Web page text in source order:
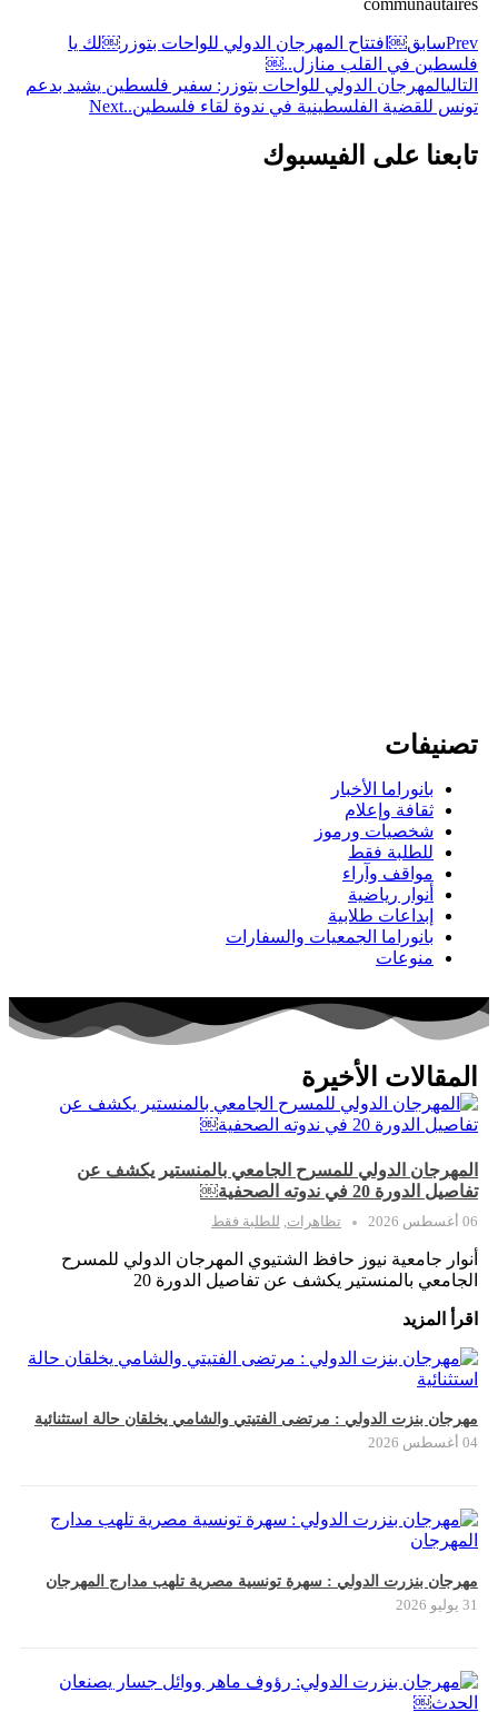
Prevسابق￼افتتاح المهرجان الدولي للواحات بتوزر￼لك يا
فلسطين في القلب منازل..￼
التاليالمهرجان الدولي للواحات بتوزر: سفير فلسطين يشيد بدعم
تونس للقضية الفلسطينية في ندوة لقاء فلسطين..Next
تابعنا على الفيسبوك
تصنيفات
بانوراما الأخبار
ثقافة وإعلام
شخصيات ورموز
للطلبة فقط
مواقف وآراء
أنوار رياضية
إبداعات طلابية
بانوراما الجمعيات والسفارات
منوعات
المقالات الأخيرة
المهرجان الدولي للمسرح الجامعي بالمنستير يكشف عن
تفاصيل الدورة 20 في ندوته الصحفية￼
06 أغسطس 2026 تظاهرات للطلبة فقط
أنوار جامعية نيوز حافظ الشتيوي المهرجان الدولي للمسرح
الجامعي بالمنستير يكشف عن تفاصيل الدورة 20
اقرأ المزيد
مهرجان بنزت الدولي : مرتضى الفتيتي والشامي يخلقان حالة استثنائية
04 أغسطس 2026
مهرجان بنزرت الدولي : سهرة تونسية مصرية تلهب مدارج المهرجان
31 يوليو 2026